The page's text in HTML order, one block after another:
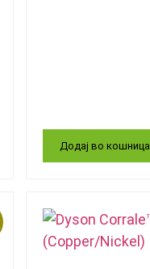
Додај во кошница